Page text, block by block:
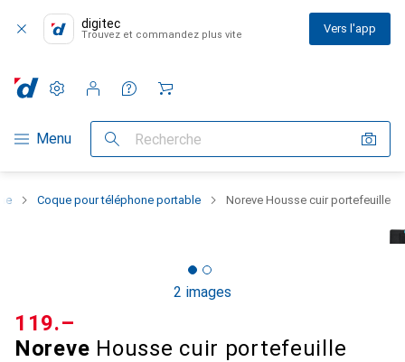
digitec
Trouvez et commandez plus vite Vers l'app
Navigation par catégorie
Menu Recherche
Paramètres
Compte client
Listes de comparaison
Listes d'envies
Panier
Coque pour téléphone portable Noreve Housse cuir portefeuille
2 images
Noreve Housse cuir portefeuille
CHF
119.–